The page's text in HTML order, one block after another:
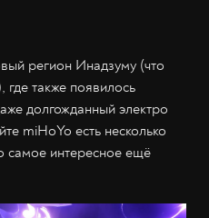
регион Инадзуму (что
где также появилось
долгожданный электро
miHoYo есть несколько
самое интересное ещё